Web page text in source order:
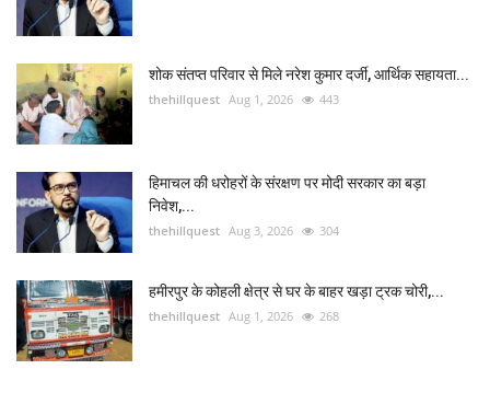
शोक संतप्त परिवार से मिले नरेश कुमार दर्जी, आर्थिक सहायता...
thehillquest Aug 1, 2026 443
हिमाचल की धरोहरों के संरक्षण पर मोदी सरकार का बड़ा
निवेश,...
thehillquest Aug 3, 2026 304
हमीरपुर के कोहली क्षेत्र से घर के बाहर खड़ा ट्रक चोरी,...
thehillquest Aug 1, 2026 268